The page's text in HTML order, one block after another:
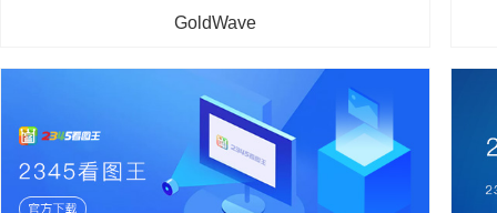
GoldWave
GoldWave
如今，大家的生活越过越好，除了可以在日常随时随地听到
音乐以外，还有很多人会选择录制属于自己的歌曲，而既然
是录制歌曲，那就需要用到一款优秀的音频编辑软件来帮忙
稳
游